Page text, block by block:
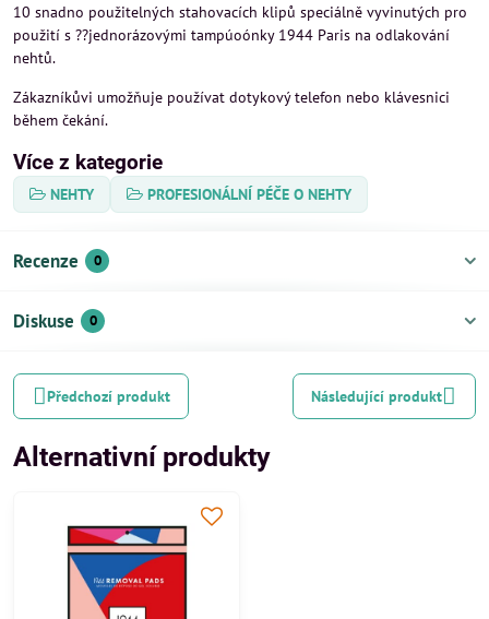
10 snadno použitelných stahovacích klipů speciálně vyvinutých pro
použití s ??jednorázovými tampúoónky 1944 Paris na odlakování
nehtů.
Zákazníkůvi umožňuje používat dotykový telefon nebo klávesnici
během čekání.
Více z kategorie
NEHTY PROFESIONÁLNÍ PÉČE O NEHTY
Recenze 0
Diskuse 0
Předchozí produkt Následující produkt
Alternativní produkty